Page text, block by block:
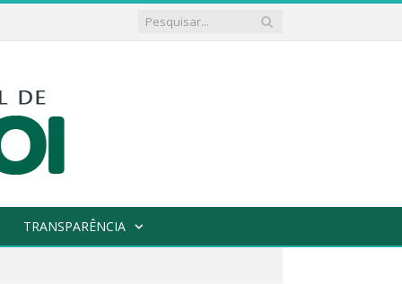
TRANSPARÊNCIA